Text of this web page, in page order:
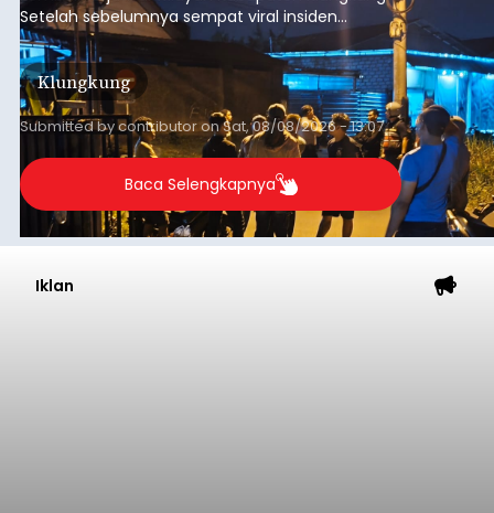
Setelah sebelumnya sempat viral insiden
keributan di barat Pasar Galiran, peristiwa serupa
kini menimpa seorang pemuda asal Kabupaten
Sumba Barat Daya (SBD), Nusa Tenggara Timur
(NTT).
Klungkung
Submitted bycontributoronSat, 08/08/2026 - 13:07
Baca Selengkapnya
Iklan